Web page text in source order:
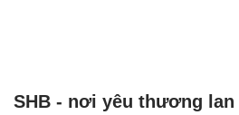
SHB - nơi yêu thương